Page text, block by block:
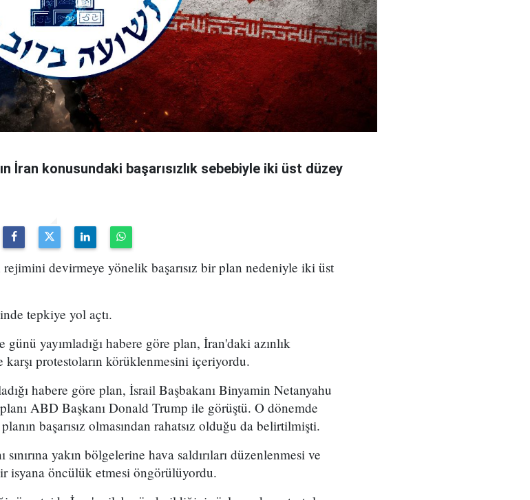
İran konusundaki başarısızlık sebebiyle iki üst düzey
devirmeye yönelik başarısız bir plan nedeniyle iki üst
tepkiye yol açtı.
yayımladığı habere göre plan, İran'daki azınlık
karşı protestoların körüklenmesini içeriyordu.
habere göre plan, İsrail Başbakanı Binyamin Netanyahu
ABD Başkanı Donald Trump ile görüştü. O dönemde
başarısız olmasından rahatsız olduğu da belirtilmişti.
yakın bölgelerine hava saldırıları düzenlenmesi ve
isyana öncülük etmesi öngörülüyordu.